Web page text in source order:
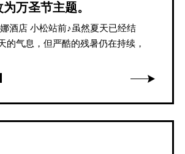
万圣节主题。
酒店 小松站前♪虽然夏天已经结
的气息，但严酷的残暑仍在持续，